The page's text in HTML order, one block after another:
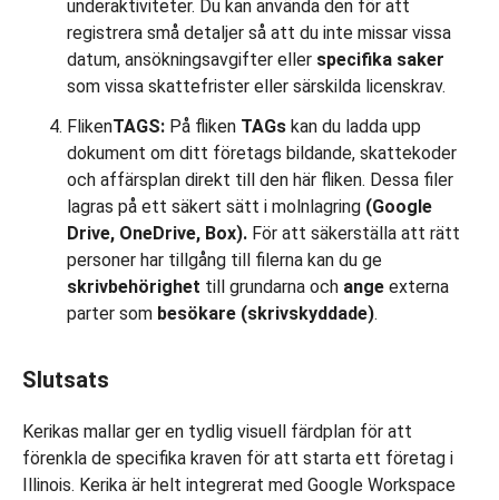
underaktiviteter. Du kan använda den för att
registrera små detaljer så att du inte missar vissa
datum, ansökningsavgifter eller specifika saker
som vissa skattefrister eller särskilda licenskrav.
FlikenTAGS: På fliken TAGs kan du ladda upp
dokument om ditt företags bildande, skattekoder
och affärsplan direkt till den här fliken. Dessa filer
lagras på ett säkert sätt i molnlagring (Google
Drive, OneDrive, Box). För att säkerställa att rätt
personer har tillgång till filerna kan du ge
skrivbehörighet till grundarna och ange externa
parter som besökare (skrivskyddade).
Slutsats
Kerikas mallar ger en tydlig visuell färdplan för att
förenkla de specifika kraven för att starta ett företag i
Illinois. Kerika är helt integrerat med Google Workspace